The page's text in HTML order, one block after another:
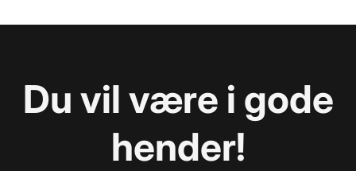
Du vil være i gode
hender!